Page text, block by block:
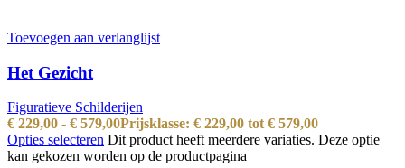
Toevoegen aan verlanglijst
Het Gezicht
Figuratieve Schilderijen
€ 229,00 - € 579,00Prijsklasse: € 229,00 tot € 579,00
Opties selecteren Dit product heeft meerdere variaties. Deze optie
kan gekozen worden op de productpagina